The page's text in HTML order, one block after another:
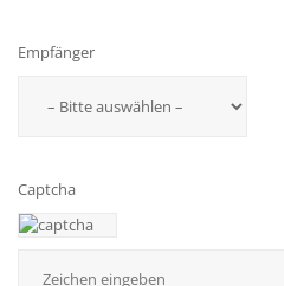
Empfänger
Captcha